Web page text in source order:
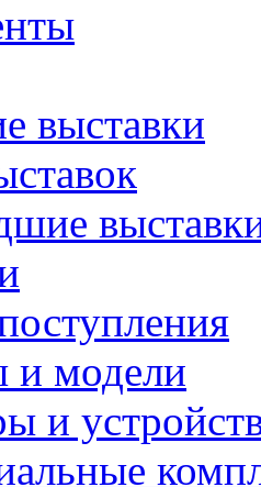
выставки
и модели
и